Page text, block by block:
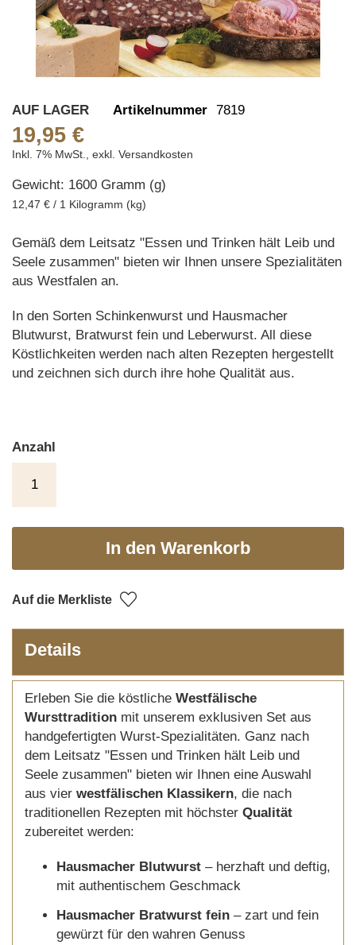
Skip
to
the
of
the
gallery
AUF LAGER Artikelnummer 7819
19,95 €
Inkl. 7% MwSt., exkl. Versandkosten
Gewicht: 1600 Gramm (g)
12,47 € / 1 Kilogramm (kg)
Gemäß dem Leitsatz "Essen und Trinken hält Leib und
Seele zusammen" bieten wir Ihnen unsere Spezialitäten
aus Westfalen an.
In den Sorten Schinkenwurst und Hausmacher
Blutwurst, Bratwurst fein und Leberwurst. All diese
Köstlichkeiten werden nach alten Rezepten hergestellt
und zeichnen sich durch ihre hohe Qualität aus.
Anzahl
In den Warenkorb
Auf die Merkliste
Details
Erleben Sie die köstliche Westfälische
Wursttradition mit unserem exklusiven Set aus
handgefertigten Wurst-Spezialitäten. Ganz nach
dem Leitsatz "Essen und Trinken hält Leib und
Seele zusammen" bieten wir Ihnen eine Auswahl
aus vier westfälischen Klassikern, die nach
traditionellen Rezepten mit höchster Qualität
zubereitet werden:
Hausmacher Blutwurst – herzhaft und deftig,
mit authentischem Geschmack
Hausmacher Bratwurst fein – zart und fein
gewürzt für den wahren Genuss